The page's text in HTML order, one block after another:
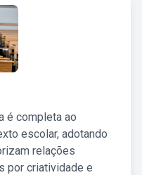
é completa ao
escolar, adotando
relações
por criatividade e